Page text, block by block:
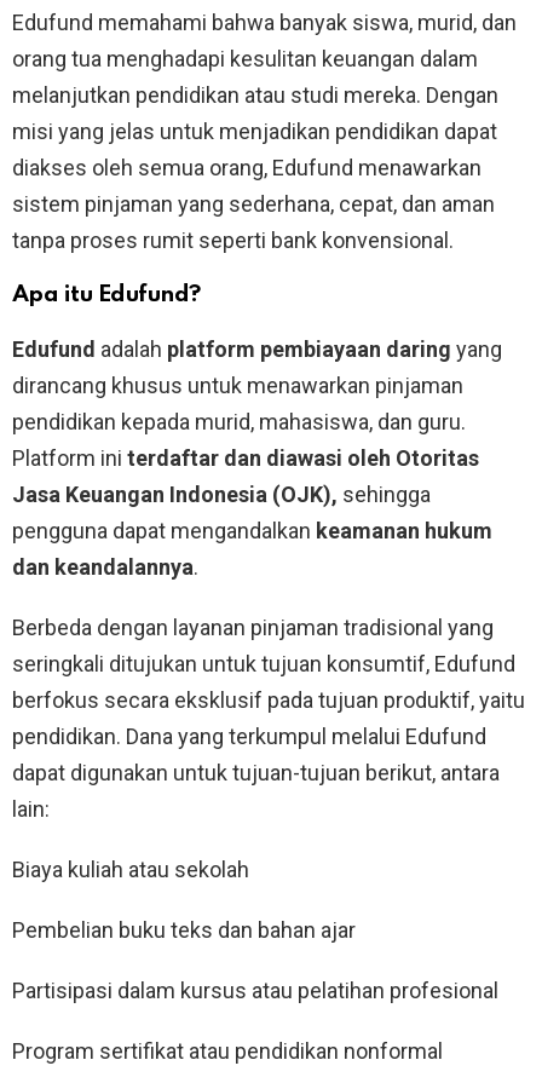
Edufund memahami bahwa banyak siswa, murid, dan
orang tua menghadapi kesulitan keuangan dalam
melanjutkan pendidikan atau studi mereka. Dengan
misi yang jelas untuk menjadikan pendidikan dapat
diakses oleh semua orang, Edufund menawarkan
sistem pinjaman yang sederhana, cepat, dan aman
tanpa proses rumit seperti bank konvensional.
Apa itu Edufund?
Edufund adalah platform pembiayaan daring yang
dirancang khusus untuk menawarkan pinjaman
pendidikan kepada murid, mahasiswa, dan guru.
Platform ini terdaftar dan diawasi oleh Otoritas
Jasa Keuangan Indonesia (OJK), sehingga
pengguna dapat mengandalkan keamanan hukum
dan keandalannya.
Berbeda dengan layanan pinjaman tradisional yang
seringkali ditujukan untuk tujuan konsumtif, Edufund
berfokus secara eksklusif pada tujuan produktif, yaitu
pendidikan. Dana yang terkumpul melalui Edufund
dapat digunakan untuk tujuan-tujuan berikut, antara
lain:
Biaya kuliah atau sekolah
Pembelian buku teks dan bahan ajar
Partisipasi dalam kursus atau pelatihan profesional
Program sertifikat atau pendidikan nonformal